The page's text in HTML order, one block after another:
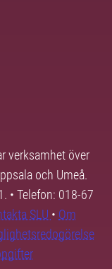
verksamhet över
och Umeå.
• Telefon: 018-67
SLU • Om